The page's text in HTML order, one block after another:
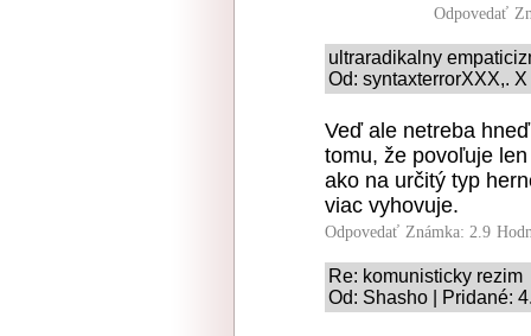
Odpovedať
ultraradikalny
Od: syntaxterrorXXX,.
Veď ale netreba
tomu, že povoľuje
ako na určitý typ
viac vyhovuje.
Odpovedať Známka: 2.9
Re: komunisticky rezim
Od: Shasho | Pridané: